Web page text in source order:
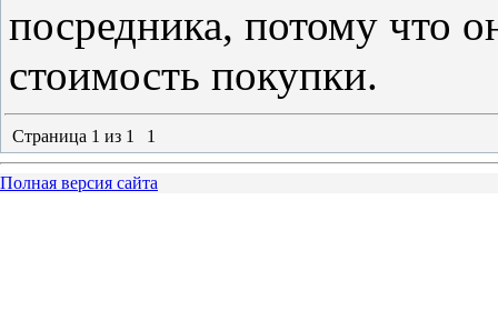
посредника, потому что
стоимость покупки.
Страница 1 из 1 1
Полная версия сайта